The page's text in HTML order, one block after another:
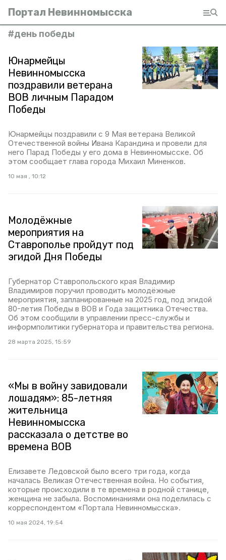
Портал Невинномысска
#день победы
Юнармейцы
Невинномысска
поздравили ветерана
ВОВ личным Парадом
Победы
Юнармейцы поздравили с 9 Мая ветерана Великой
Отечественной войны Ивана Карандина и провели для
него Парад Победы у его дома в Невинномысске. Об
этом сообщает глава города Михаил Миненков.
10 мая , 10:12
Молодёжные
мероприятия на
Ставрополье пройдут под
эгидой Дня Победы
Губернатор Ставропольского края Владимир
Владимиров поручил проводить молодёжные
мероприятия, запланированные на 2025 год, под эгидой
80-летия Победы в ВОВ и Года защитника Отечества.
Об этом сообщили в управлении пресс-службы и
информполитики губернатора и правительства региона.
28 марта 2025, 15:59
«Мы в войну завидовали
лошадям»: 85-летняя
жительница
Невинномысска
рассказала о детстве во
времена ВОВ
Елизавете Ледовской было всего три года, когда
началась Великая Отечественная война. Но события,
которые происходили в те времена в родной станице,
женщина не забыла. Воспоминаниями она поделилась с
корреспондентом «Портала Невинномысска».
10 мая 2024, 19:54